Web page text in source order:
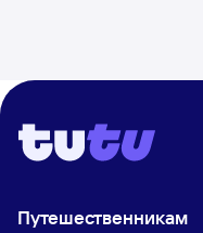
Путешественникам